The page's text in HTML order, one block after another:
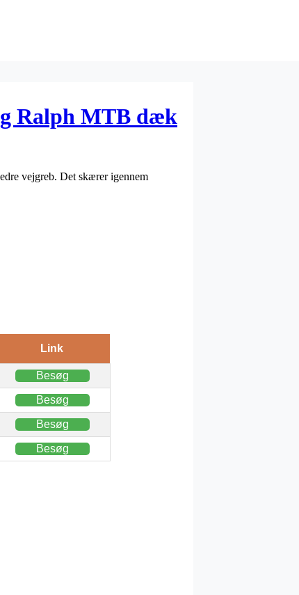
Ralph MTB dæk
vejgreb. Det skærer igennem
Link
Besøg
Besøg
Besøg
Besøg